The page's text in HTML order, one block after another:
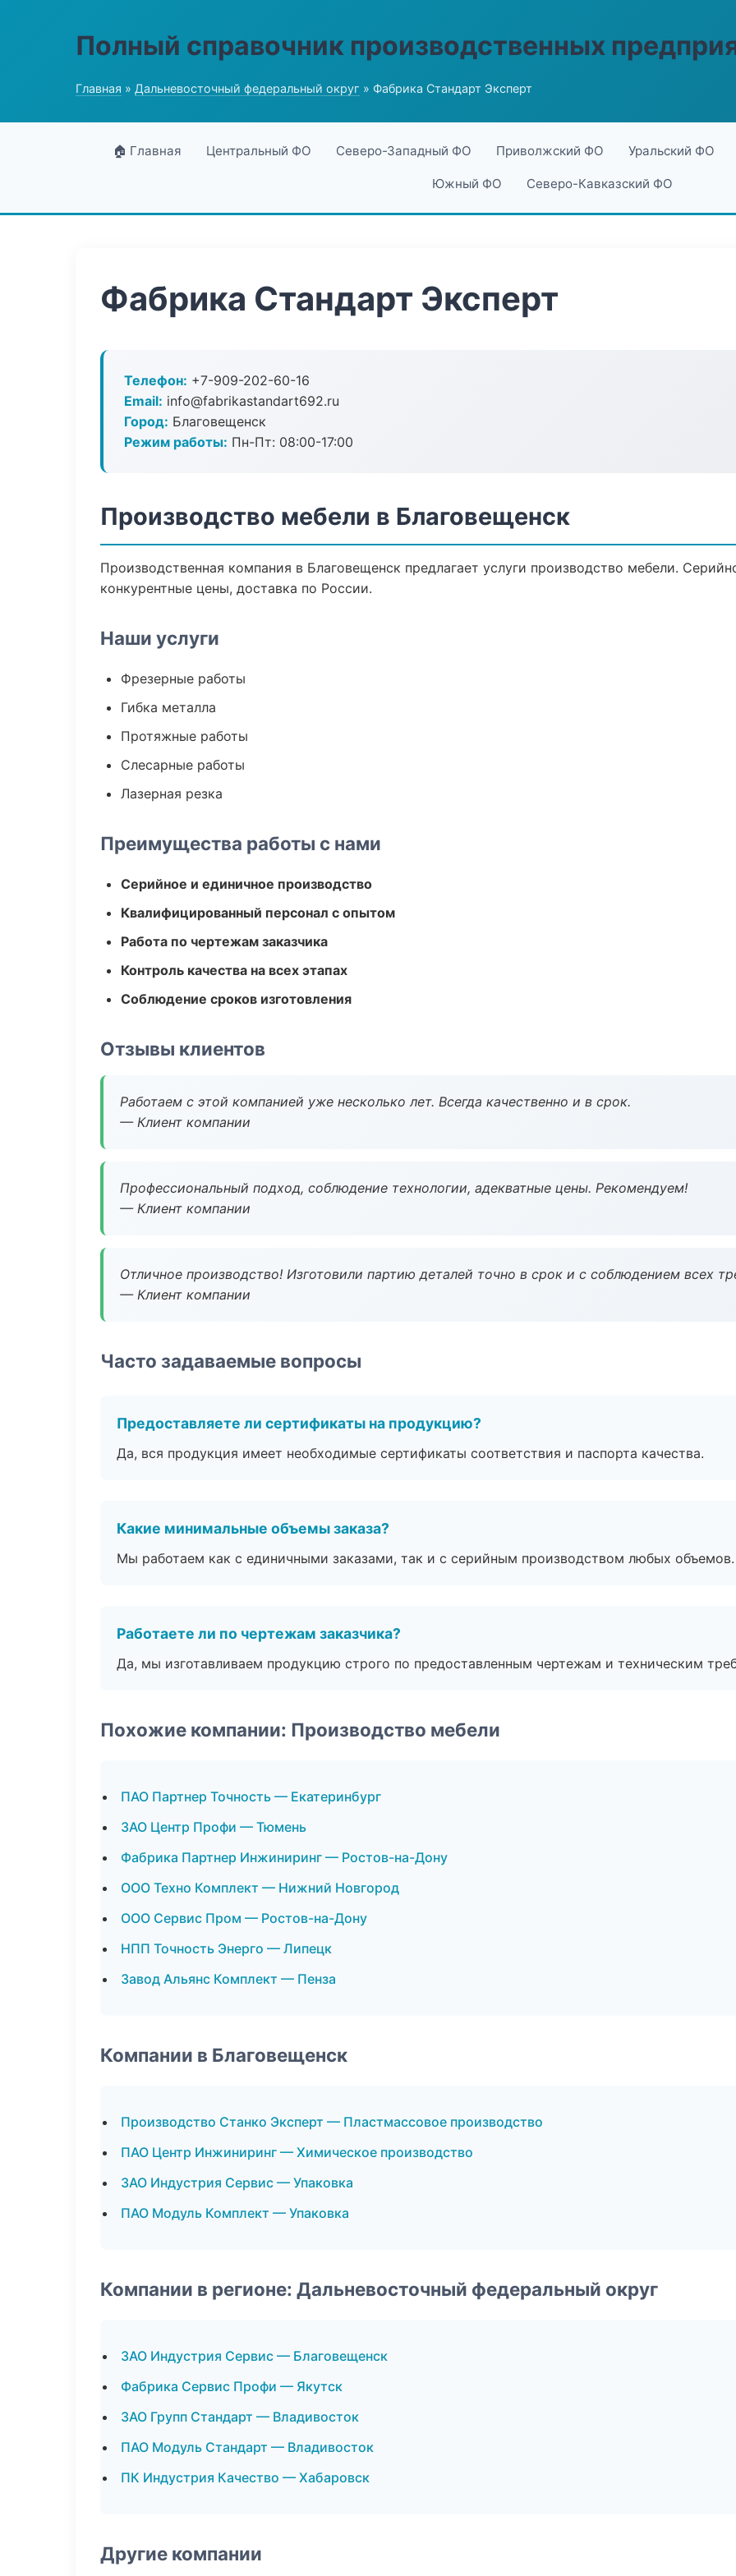
Полный справочник производственных
Главная » Дальневосточный федеральный округ » Фабрика Стандарт Эксперт
🏠 Главная Центральный ФО Северо-Западный ФО Приволжский ФО Уральский ФО
Южный ФО Северо-Кавказский ФО
Фабрика Стандарт Эксперт
Телефон: +7-909-202-60-16
Email: info@fabrikastandart692.ru
Город: Благовещенск
Режим работы: Пн-Пт: 08:00-17:00
Производство мебели в Благовещенск
Производственная компания в Благовещенск предлагает услуги производство мебели.
конкурентные цены, доставка по России.
Наши услуги
Фрезерные работы
Гибка металла
Протяжные работы
Слесарные работы
Лазерная резка
Преимущества работы с нами
Серийное и единичное производство
Квалифицированный персонал с опытом
Работа по чертежам заказчика
Контроль качества на всех этапах
Соблюдение сроков изготовления
Отзывы клиентов
Работаем с этой компанией уже несколько лет. Всегда качественно и в срок.
— Клиент компании
Профессиональный подход, соблюдение технологии, адекватные цены. Рекомендуем!
— Клиент компании
Отличное производство! Изготовили партию деталей точно в срок и с соблюдением всех
— Клиент компании
Часто задаваемые вопросы
Предоставляете ли сертификаты на продукцию?
Да, вся продукция имеет необходимые сертификаты соответствия и паспорта качества.
Какие минимальные объемы заказа?
Мы работаем как с единичными заказами, так и с серийным производством любых объемов.
Работаете ли по чертежам заказчика?
Да, мы изготавливаем продукцию строго по предоставленным чертежам и техническим
Похожие компании: Производство мебели
ПАО Партнер Точность — Екатеринбург
ЗАО Центр Профи — Тюмень
Фабрика Партнер Инжиниринг — Ростов-на-Дону
ООО Техно Комплект — Нижний Новгород
ООО Сервис Пром — Ростов-на-Дону
НПП Точность Энерго — Липецк
Завод Альянс Комплект — Пенза
Компании в Благовещенск
Производство Станко Эксперт — Пластмассовое производство
ПАО Центр Инжиниринг — Химическое производство
ЗАО Индустрия Сервис — Упаковка
ПАО Модуль Комплект — Упаковка
Компании в регионе: Дальневосточный федеральный округ
ЗАО Индустрия Сервис — Благовещенск
Фабрика Сервис Профи — Якутск
ЗАО Групп Стандарт — Владивосток
ПАО Модуль Стандарт — Владивосток
ПК Индустрия Качество — Хабаровск
Другие компании